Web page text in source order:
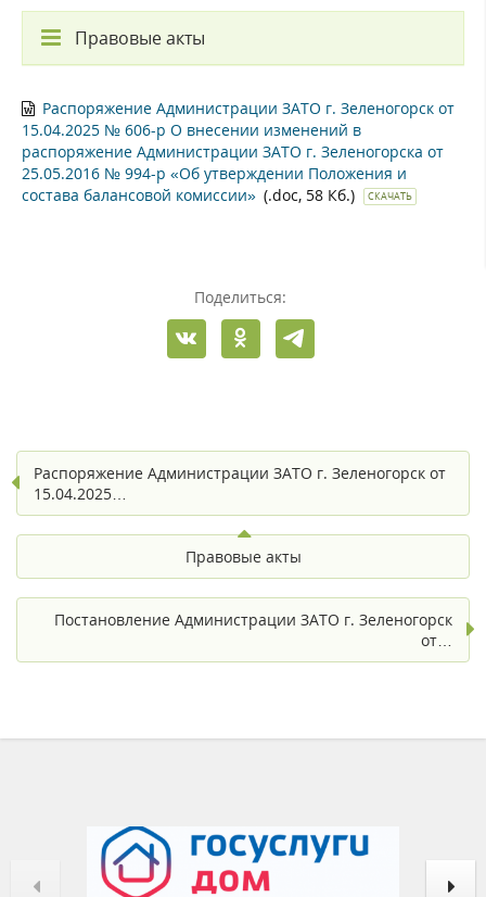
Правовые акты
Распоряжение Администрации ЗАТО г. Зеленогорск от
15.04.2025 № 606-р О внесении изменений в
распоряжение Администрации ЗАТО г. Зеленогорска от
25.05.2016 № 994-р «Об утверждении Положения и
состава балансовой комиссии» (.doc, 58 Кб.) СКАЧАТЬ
Поделиться:
Распоряжение Администрации ЗАТО г. Зеленогорск от
15.04.2025…
Правовые акты
Постановление Администрации ЗАТО г. Зеленогорск
от…